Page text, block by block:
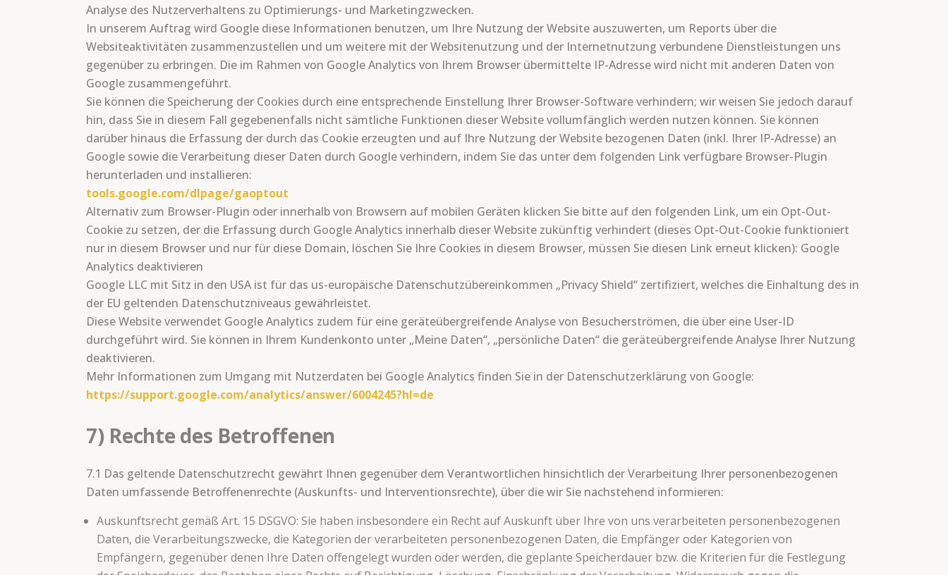
Analyse des Nutzerverhaltens zu Optimierungs- und Marketingzwecken.
In unserem Auftrag wird Google diese Informationen benutzen, um Ihre Nutzung der Website auszuwerten, um Reports über die
Websiteaktivitäten zusammenzustellen und um weitere mit der Websitenutzung und der Internetnutzung verbundene Dienstleistungen uns
gegenüber zu erbringen. Die im Rahmen von Google Analytics von Ihrem Browser übermittelte IP-Adresse wird nicht mit anderen Daten von
Google zusammengeführt.
Sie können die Speicherung der Cookies durch eine entsprechende Einstellung Ihrer Browser-Software verhindern; wir weisen Sie jedoch darauf
hin, dass Sie in diesem Fall gegebenenfalls nicht sämtliche Funktionen dieser Website vollumfänglich werden nutzen können. Sie können
darüber hinaus die Erfassung der durch das Cookie erzeugten und auf Ihre Nutzung der Website bezogenen Daten (inkl. Ihrer IP-Adresse) an
Google sowie die Verarbeitung dieser Daten durch Google verhindern, indem Sie das unter dem folgenden Link verfügbare Browser-Plugin
herunterladen und installieren:
tools.google.com/dlpage/gaoptout
Alternativ zum Browser-Plugin oder innerhalb von Browsern auf mobilen Geräten klicken Sie bitte auf den folgenden Link, um ein Opt-Out-
Cookie zu setzen, der die Erfassung durch Google Analytics innerhalb dieser Website zukünftig verhindert (dieses Opt-Out-Cookie funktioniert
nur in diesem Browser und nur für diese Domain, löschen Sie Ihre Cookies in diesem Browser, müssen Sie diesen Link erneut klicken): Google
Analytics deaktivieren
Google LLC mit Sitz in den USA ist für das us-europäische Datenschutzübereinkommen „Privacy Shield“ zertifiziert, welches die Einhaltung des in
der EU geltenden Datenschutzniveaus gewährleistet.
Diese Website verwendet Google Analytics zudem für eine geräteübergreifende Analyse von Besucherströmen, die über eine User-ID
durchgeführt wird. Sie können in Ihrem Kundenkonto unter „Meine Daten“, „persönliche Daten“ die geräteübergreifende Analyse Ihrer Nutzung
deaktivieren.
Mehr Informationen zum Umgang mit Nutzerdaten bei Google Analytics finden Sie in der Datenschutzerklärung von Google:
https://support.google.com/analytics/answer/6004245?hl=de
7) Rechte des Betroffenen
7.1 Das geltende Datenschutzrecht gewährt Ihnen gegenüber dem Verantwortlichen hinsichtlich der Verarbeitung Ihrer personenbezogenen
Daten umfassende Betroffenenrechte (Auskunfts- und Interventionsrechte), über die wir Sie nachstehend informieren:
Auskunftsrecht gemäß Art. 15 DSGVO: Sie haben insbesondere ein Recht auf Auskunft über Ihre von uns verarbeiteten personenbezogenen
Daten, die Verarbeitungszwecke, die Kategorien der verarbeiteten personenbezogenen Daten, die Empfänger oder Kategorien von
Empfängern, gegenüber denen Ihre Daten offengelegt wurden oder werden, die geplante Speicherdauer bzw. die Kriterien für die Festlegung